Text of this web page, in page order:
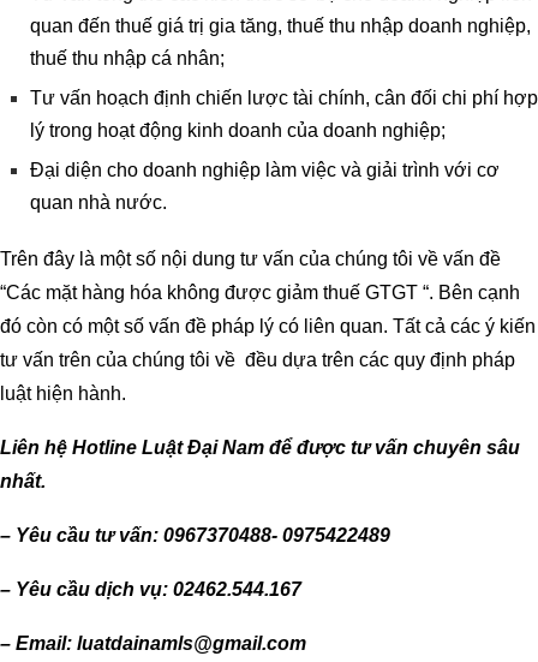
quan đến thuế giá trị gia tăng, thuế thu nhập doanh nghiệp,
thuế thu nhập cá nhân;
Tư vấn hoạch định chiến lược tài chính, cân đối chi phí hợp
lý trong hoạt động kinh doanh của doanh nghiệp;
Đại diện cho doanh nghiệp làm việc và giải trình với cơ
quan nhà nước.
Trên đây là một số nội dung tư vấn của chúng tôi về vấn đề
“Các mặt hàng hóa không được giảm thuế GTGT “. Bên cạnh
đó còn có một số vấn đề pháp lý có liên quan. Tất cả các ý kiến
tư vấn trên của chúng tôi về đều dựa trên các quy định pháp
luật hiện hành.
Liên hệ Hotline Luật Đại Nam để được tư vấn chuyên sâu
nhất.
– Yêu cầu tư vấn: 0967370488- 0975422489
– Yêu cầu dịch vụ: 02462.544.167
– Email: luatdainamls@gmail.com